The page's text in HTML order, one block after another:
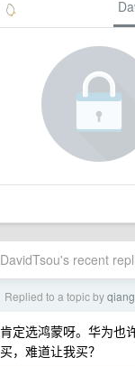
DavidTsou's recent
Replied to a topic by
肯定选鸿蒙呀。华为也
买，难道让我买？